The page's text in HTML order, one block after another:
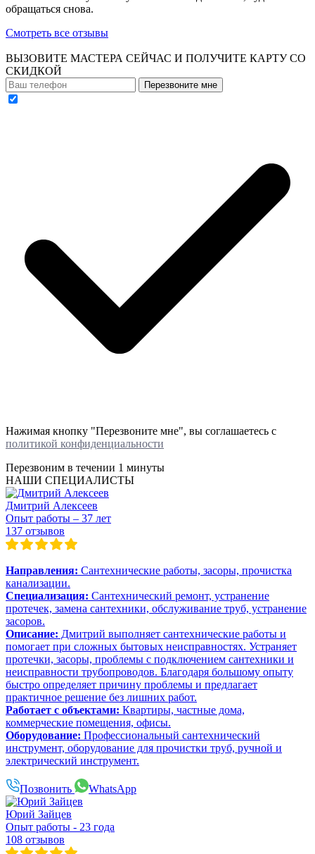
обращаться снова.
Смотреть все отзывы
ВЫЗОВИТЕ МАСТЕРА СЕЙЧАС И ПОЛУЧИТЕ КАРТУ СО
СКИДКОЙ
Перезвоните мне
Нажимая кнопку "Перезвоните мне", вы соглашаетесь с
политикой конфиденциальности
Перезвоним в течении 1 минуты
НАШИ СПЕЦИАЛИСТЫ
Дмитрий Алексеев
Опыт работы – 37 лет
137 отзывов
Направления: Сантехнические работы, засоры, прочистка
канализации.
Специализация: Сантехнический ремонт, устранение
протечек, замена сантехники, обслуживание труб, устранение
засоров.
Описание: Дмитрий выполняет сантехнические работы и
помогает при сложных бытовых неисправностях. Устраняет
протечки, засоры, проблемы с подключением сантехники и
неисправности трубопроводов. Благодаря большому опыту
быстро определяет причину проблемы и предлагает
практичное решение без лишних работ.
Работает с объектами: Квартиры, частные дома,
коммерческие помещения, офисы.
Оборудование: Профессиональный сантехнический
инструмент, оборудование для прочистки труб, ручной и
электрический инструмент.
Позвонить WhatsApp
Юрий Зайцев
Опыт работы - 23 года
108 отзывов